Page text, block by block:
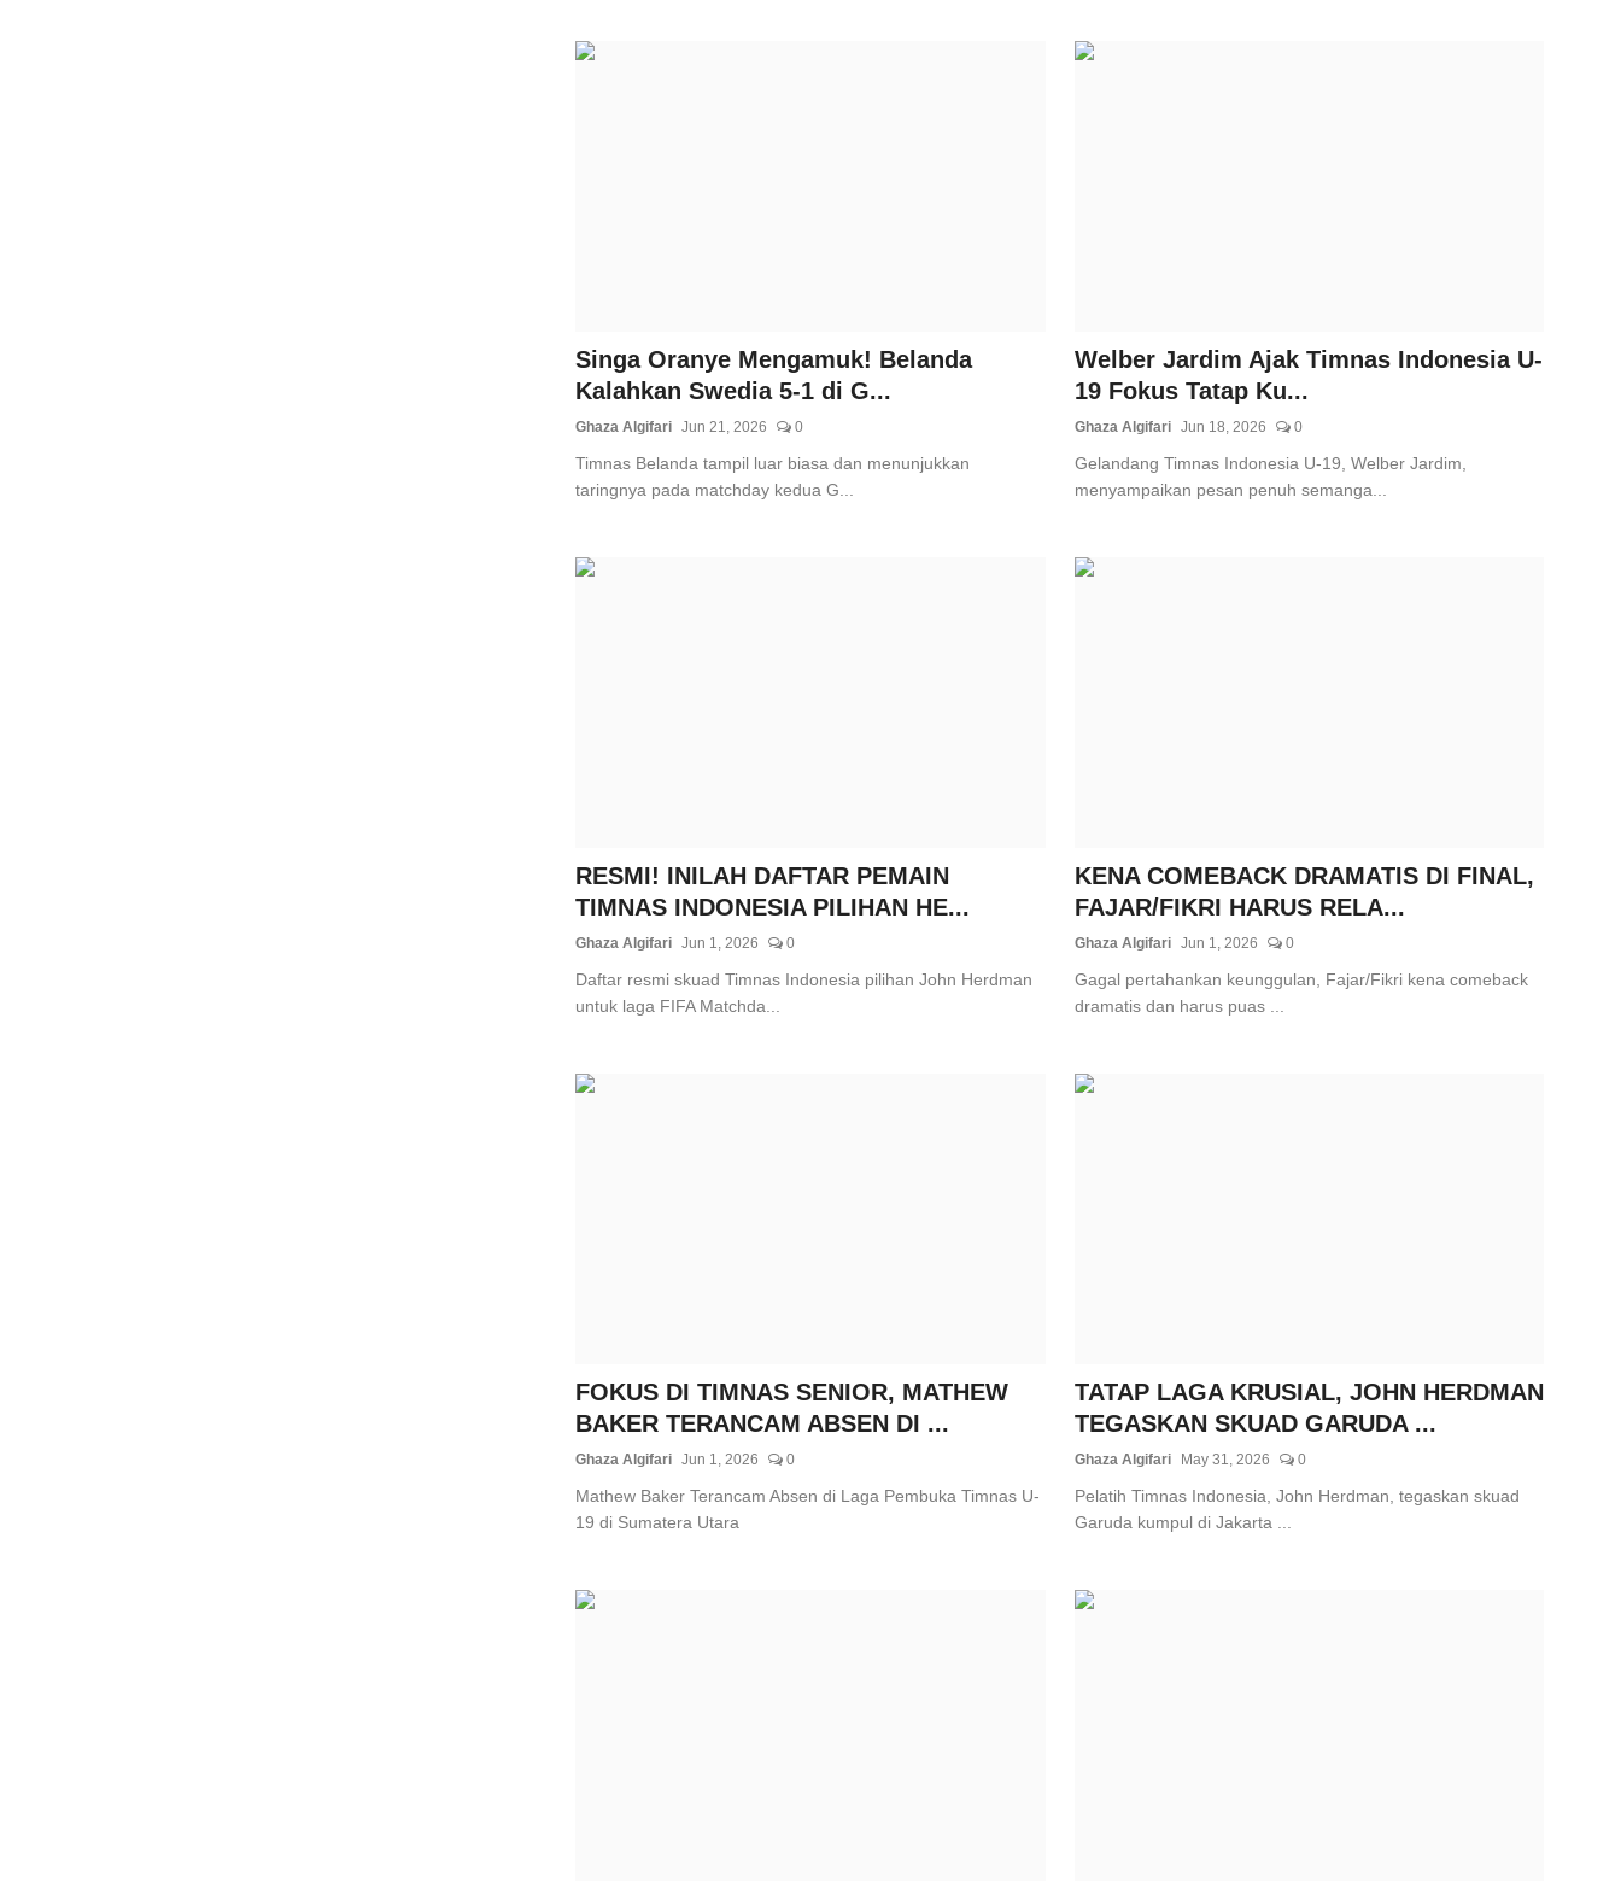
Singa Oranye Mengamuk! Belanda
Kalahkan Swedia 5-1 di G...
Ghaza Algifari Jun 21, 2026 0
Timnas Belanda tampil luar biasa dan menunjukkan
taringnya pada matchday kedua G...
Welber Jardim Ajak Timnas Indonesia U-
19 Fokus Tatap Ku...
Ghaza Algifari Jun 18, 2026 0
Gelandang Timnas Indonesia U-19, Welber Jardim,
menyampaikan pesan penuh semanga...
RESMI! INILAH DAFTAR PEMAIN
TIMNAS INDONESIA PILIHAN HE...
Ghaza Algifari Jun 1, 2026 0
Daftar resmi skuad Timnas Indonesia pilihan John Herdman
untuk laga FIFA Matchda...
KENA COMEBACK DRAMATIS DI FINAL,
FAJAR/FIKRI HARUS RELA...
Ghaza Algifari Jun 1, 2026 0
Gagal pertahankan keunggulan, Fajar/Fikri kena comeback
dramatis dan harus puas ...
FOKUS DI TIMNAS SENIOR, MATHEW
BAKER TERANCAM ABSEN DI ...
Ghaza Algifari Jun 1, 2026 0
Mathew Baker Terancam Absen di Laga Pembuka Timnas U-
19 di Sumatera Utara
TATAP LAGA KRUSIAL, JOHN HERDMAN
TEGASKAN SKUAD GARUDA ...
Ghaza Algifari May 31, 2026 0
Pelatih Timnas Indonesia, John Herdman, tegaskan skuad
Garuda kumpul di Jakarta ...